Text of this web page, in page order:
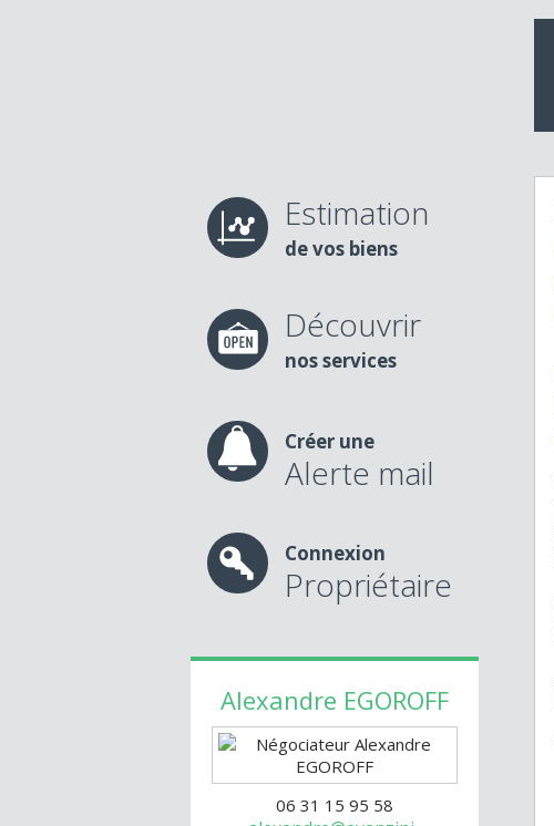
Estimation
de vos biens
Découvrir
nos services
Créer une
Alerte mail
Connexion
Propriétaire
Alexandre EGOROFF
06 31 15 95 58